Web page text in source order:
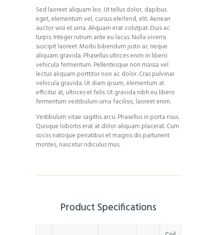
Sed laoreet aliquam leo. Ut tellus dolor, dapibus
eget, elementum vel, cursus eleifend, elit. Aenean
auctor wisi et urna. Aliquam erat volutpat. Duis ac
turpis. Integer rutrum ante eu lacus. Nulla viverra
suscipit laoreet. Morbi bibendum justo ac neque
aliquam gravida. Phasellus ultrices enim in libero
vehicula fermentum. Pellentesque non massa vel
lectus aliquam porttitor non ac dolor. Cras pulvinar
vehicula gravida. Ut diam ipsum, elementum at
efficitur at, ultrices et felis. Ut gravida nibh eu libero
fermentum vestibulum urna facilisis, laoreet enim.
Vestibulum vitae sagittis arcu. Phasellus in porta risus.
Quisque lobortis erat at dolor aliquam placerat. Cum
sociis natoque penatibus et magnis dis parturient
montes, nascetur ridiculus mus.
Product Specifications